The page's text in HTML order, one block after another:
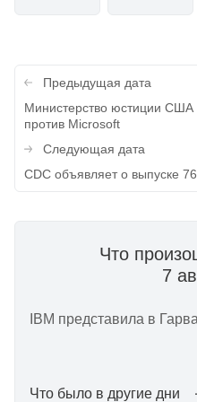
Навигация
по
записям
Предыдущая дата
Министерство юстиции США
против Microsoft
Следующая дата
CDC объявляет о выпуске
Что
7
IBM представила в
Что было в другие дни